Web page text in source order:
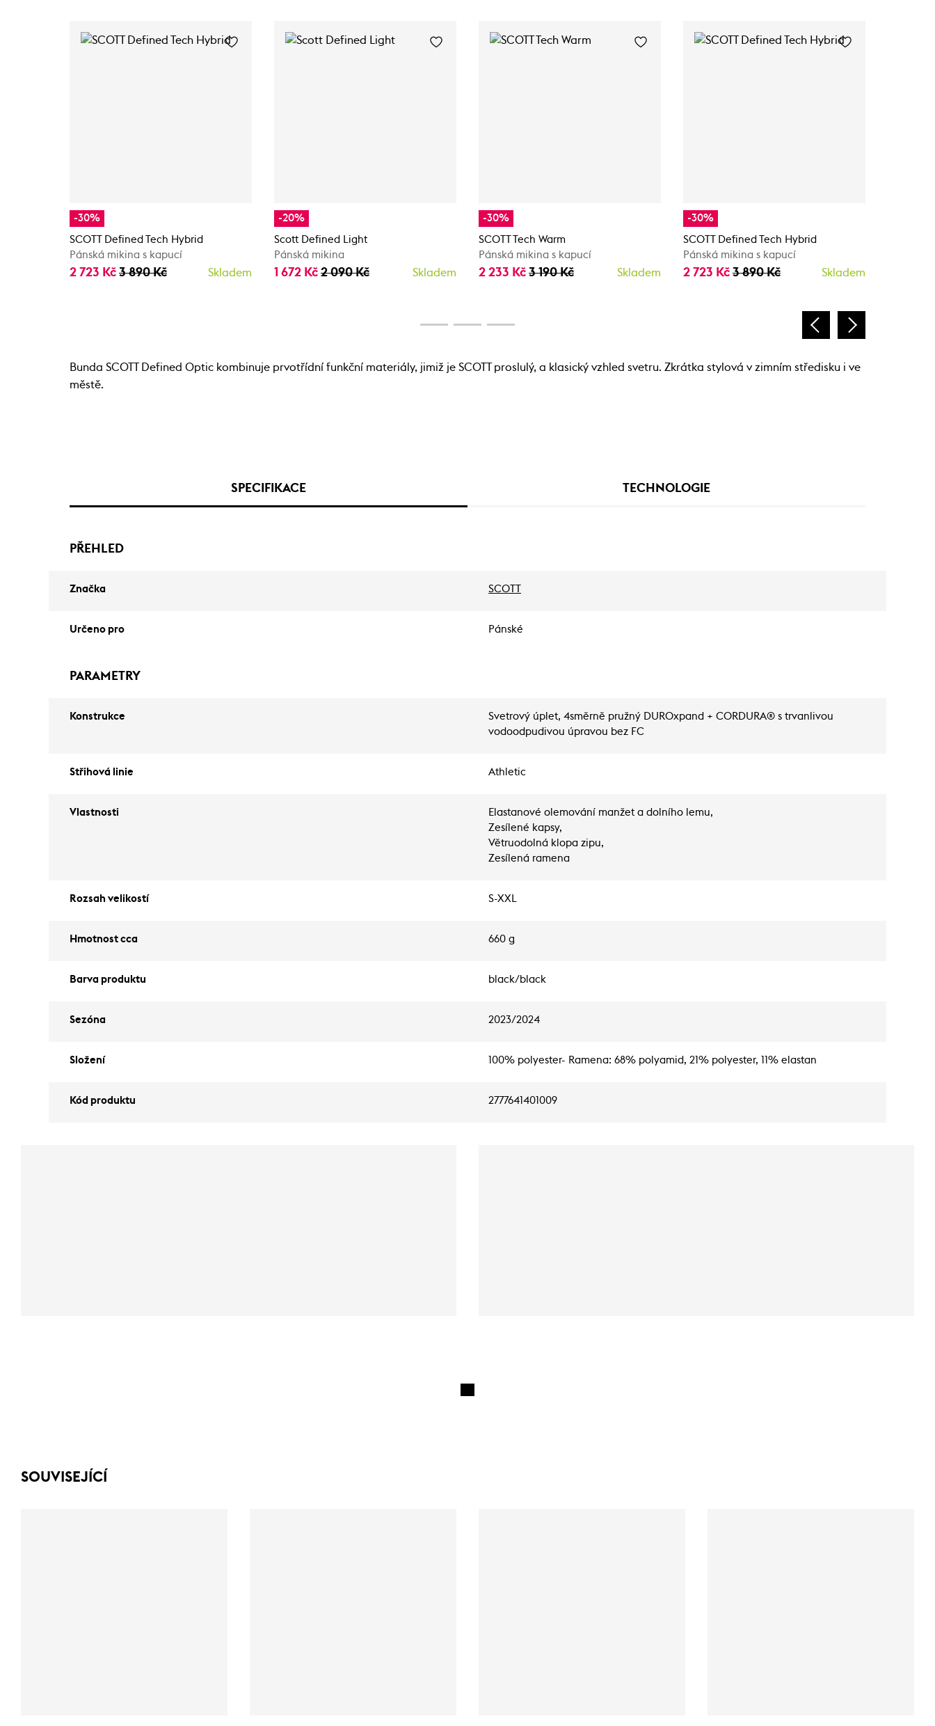
-30%
SCOTT Defined Tech Hybrid
Pánská mikina s kapucí
2 723 Kč 3 890 Kč Skladem
-20%
Scott Defined Light
Pánská mikina
1 672 Kč 2 090 Kč Skladem
-30%
SCOTT Tech Warm
Pánská mikina s kapucí
2 233 Kč 3 190 Kč Skladem
-30%
SCOTT Defined Tech Hybrid
Pánská mikina s kapucí
2 723 Kč 3 890 Kč Skladem
Bunda SCOTT Defined Optic kombinuje prvotřídní funkční materiály, jimiž je SCOTT proslulý, a klasický vzhled svetru. Zkrátka stylová v zimním středisku i ve
městě.
SPECIFIKACE TECHNOLOGIE
PŘEHLED
Značka SCOTT
Určeno pro Pánské
PARAMETRY
Konstrukce
Svetrový úplet, 4směrně pružný DUROxpand + CORDURA® s trvanlivou
vodoodpudivou úpravou bez FC
Střihová linie Athletic
Vlastnosti
Elastanové olemování manžet a dolního lemu,
Zesílené kapsy,
Větruodolná klopa zipu,
Zesílená ramena
Rozsah velikostí S-XXL
Hmotnost cca 660 g
Barva produktu black/black
Sezóna 2023/2024
Složení 100% polyester- Ramena: 68% polyamid, 21% polyester, 11% elastan
Kód produktu 2777641401009
SOUVISEJÍCÍ